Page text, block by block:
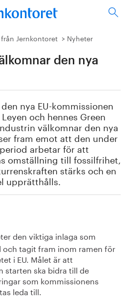
Jernkontoret Nyheter
den nya
nya EU-kommissionen
och hennes Green
välkomnar den nya
fram emot att den under
arbetar för att
omställning till fossilfrihet,
stärks och en
upprätthålls.
den viktiga inlaga som
och tagit fram inom ramen för
i EU. Målet är att
starten ska bidra till de
som kommissionens
leda till.